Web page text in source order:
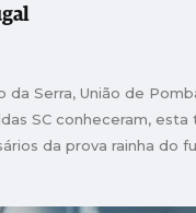
da Serra, União de
SC conheceram, esta
da prova rainha do